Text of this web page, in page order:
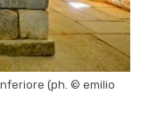
(ph. © emilio